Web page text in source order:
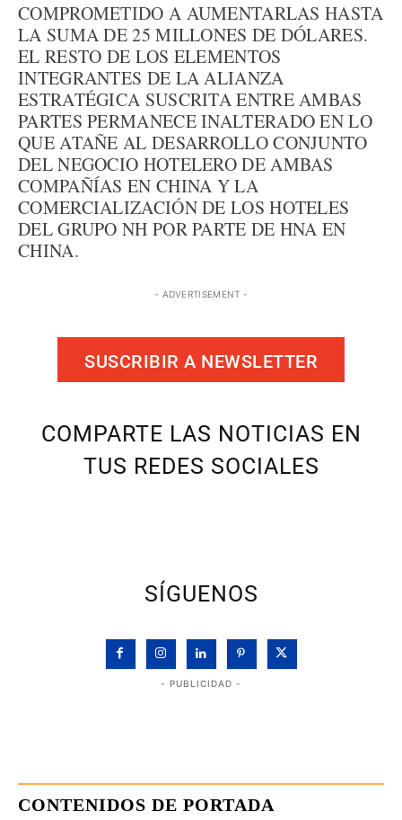
COMPROMETIDO A AUMENTARLAS HASTA
LA SUMA DE 25 MILLONES DE DÓLARES.
EL RESTO DE LOS ELEMENTOS
INTEGRANTES DE LA ALIANZA
ESTRATÉGICA SUSCRITA ENTRE AMBAS
PARTES PERMANECE INALTERADO EN LO
QUE ATAÑE AL DESARROLLO CONJUNTO
DEL NEGOCIO HOTELERO DE AMBAS
COMPAÑÍAS EN CHINA Y LA
COMERCIALIZACIÓN DE LOS HOTELES
DEL GRUPO NH POR PARTE DE HNA EN
CHINA.
- ADVERTISEMENT -
SUSCRIBIR A NEWSLETTER
COMPARTE LAS NOTICIAS EN
TUS REDES SOCIALES
SÍGUENOS
- PUBLICIDAD -
CONTENIDOS DE PORTADA